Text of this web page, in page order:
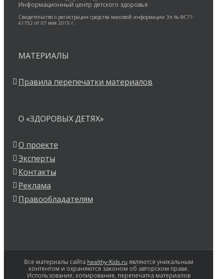
Информационный центр детского здоровья
Свидетельство о регистрации средства массовой информации Эл № ФС77-
61752 от 07 мая 2015 г.
МАТЕРИАЛЫ
Правила перепечатки материалов
О «ЗДОРОВЫХ ДЕТЯХ»
О проекте
Эксперты
Контакты
Реклама
Правообладателям
Все материалы сайта healthy-Kids.ruявляются уникальным
контентом и охраняются законом об авторском праве.
Использование, копирование, перепечатка материалов